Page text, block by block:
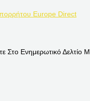
Europe Direct
Στο Ενημερωτικό Δελτίο